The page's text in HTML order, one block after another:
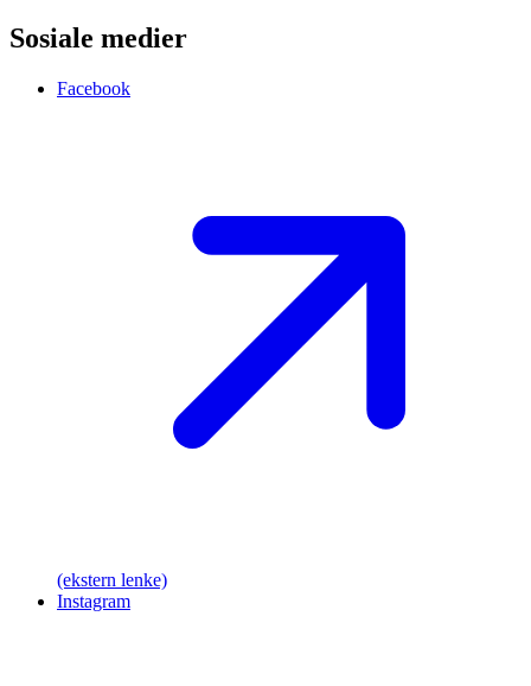
Sosiale medier
Facebook
(ekstern lenke)
Instagram